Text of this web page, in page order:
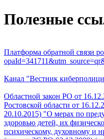
Полезные
Платформа обратной связи
Канал "Вестник
Областной закон РО от
Ростовской области от
20.10.2015) "О мерах по
здоровью детей, их
психическому, духовному и